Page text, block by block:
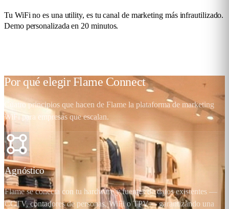
Tu WiFi no es una utility, es tu canal de marketing más infrautilizado.
Demo personalizada en 20 minutos.
Por qué elegir Flame Connect
Cuatro principios que hacen de Flame la plataforma de marketing
WiFi para empresas que escalan.
Agnóstico
Flame se conecta con tu hardware y fuentes de datos existentes —
CCTV, contadores de personas, WiFi o TPV— garantizando una